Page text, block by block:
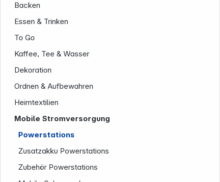
Backen
Essen & Trinken
To Go
Kaffee, Tee & Wasser
Dekoration
Ordnen & Aufbewahren
Heimtextilien
Mobile Stromversorgung
Powerstations
Zusatzakku Powerstations
Zubehör Powerstations